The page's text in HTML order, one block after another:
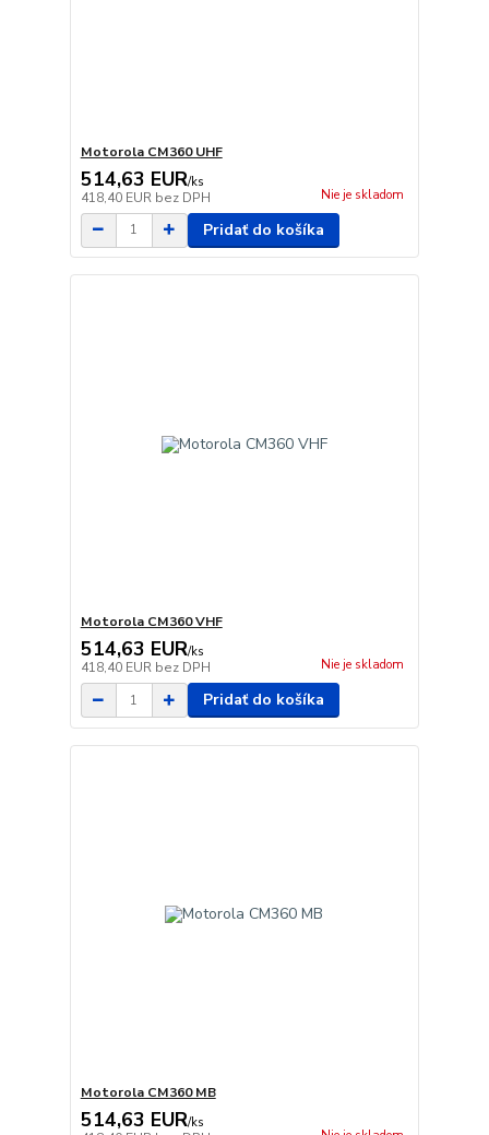
Motorola CM360 UHF
514,63 EUR/ks
418,40 EUR bez DPH Nie je skladom
Pridať do košíka
Motorola CM360 VHF
514,63 EUR/ks
418,40 EUR bez DPH Nie je skladom
Pridať do košíka
Motorola CM360 MB
514,63 EUR/ks